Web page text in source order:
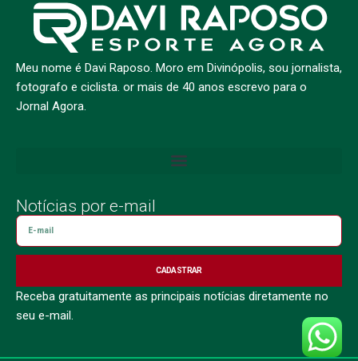
Meu nome é Davi Raposo. Moro em Divinópolis, sou jornalista,
fotografo e ciclista. or mais de 40 anos escrevo para o
Jornal Agora.
Notícias por e-mail
CADASTRAR
Receba gratuitamente as principais notícias diretamente no
seu e-mail.